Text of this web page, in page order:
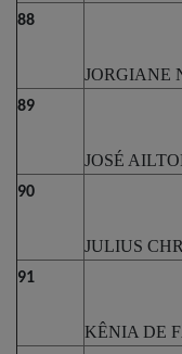
88
JORGIANE
89
JOSÉ
90
JULIUS
91
KÊNIA DE